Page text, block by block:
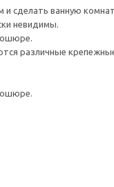
сделать ванную
невидимы.
различные